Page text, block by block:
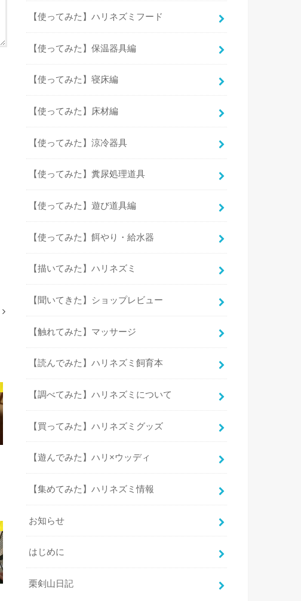
【使ってみた】ハリネズミフード
【使ってみた】保温器具編
【使ってみた】寝床編
【使ってみた】床材編
【使ってみた】涼冷器具
【使ってみた】糞尿処理道具
【使ってみた】遊び道具編
【使ってみた】餌やり・給水器
【描いてみた】ハリネズミ
【聞いてきた】ショップレビュー
【触れてみた】マッサージ
【読んでみた】ハリネズミ飼育本
【調べてみた】ハリネズミについて
【買ってみた】ハリネズミグッズ
【遊んでみた】ハリ×ウッディ
【集めてみた】ハリネズミ情報
お知らせ
はじめに
栗剣山日記